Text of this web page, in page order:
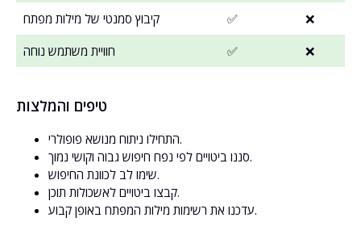
קיבוץ סמנטי של מילות מפתח
✅
❌
חוויית משתמש נוחה
✅ ❌
טיפים והמלצות
התחילו ניתוח מנושא פופולרי.
סננו ביטויים לפי נפח חיפוש גבוה וקושי נמוך.
שימו לב לכוונת החיפוש.
קבצו ביטויים לאשכולות תוכן.
עדכנו את רשימות מילות המפתח באופן קבוע.